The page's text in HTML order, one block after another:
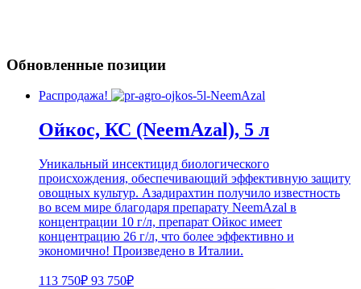
Обновленные позиции
Распродажа!
Ойкос, КС (NeemAzal), 5 л
Уникальный инсектицид биологического
происхождения, обеспечивающий эффективную защиту
овощных культур. Азадирахтин получило известность
во всем мире благодаря препарату NeemAzal в
концентрации 10 г/л, препарат Ойкос имеет
концентрацию 26 г/л, что более эффективно и
экономично! Произведено в Италии.
113 750₽ 93 750₽